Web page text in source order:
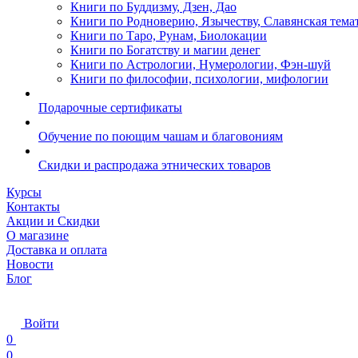
Книги по Буддизму, Дзен, Дао
Книги по Родноверию, Язычеству, Славянская
Книги по Таро, Рунам, Биолокации
Книги по Богатству и магии денег
Книги по Астрологии, Нумерологии, Фэн-шуй
Книги по философии, психологии, мифологии
Подарочные сертификаты
Обучение по поющим чашам и благовониям
Скидки и распродажа этнических товаров
Курсы
Контакты
Акции и Скидки
О магазине
Доставка и оплата
Новости
Блог
Войти
0
0